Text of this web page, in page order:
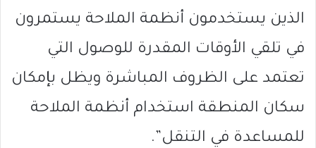
الذين يستخدمون أنظمة الملاحة يستمرون
في تلقي الأوقات المقدرة للوصول التي
تعتمد على الظروف المباشرة ويظل بإمكان
سكان المنطقة استخدام أنظمة الملاحة
للمساعدة في التنقل”.